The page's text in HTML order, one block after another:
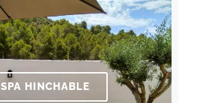
SPA HINCHABLE